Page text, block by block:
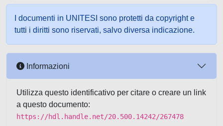
I documenti in UNITESI sono protetti da copyright e
tutti i diritti sono riservati, salvo diversa indicazione.
Informazioni
Utilizza questo identificativo per citare o creare un link
a questo documento:
https://hdl.handle.net/20.500.14242/267478